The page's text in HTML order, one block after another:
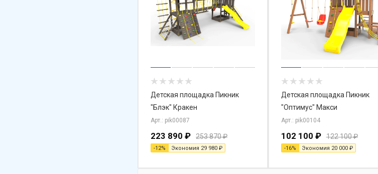
Детская площадка Пикник
"Блэк" Кракен
Арт.: pik00087
223 890 ₽ 253 870₽
-12% Экономия 29 980 ₽
Детская площадка Пикник
"Оптимус" Макси
Арт.: pik00104
102 100 ₽ 122 100₽
-16% Экономия 20 000₽